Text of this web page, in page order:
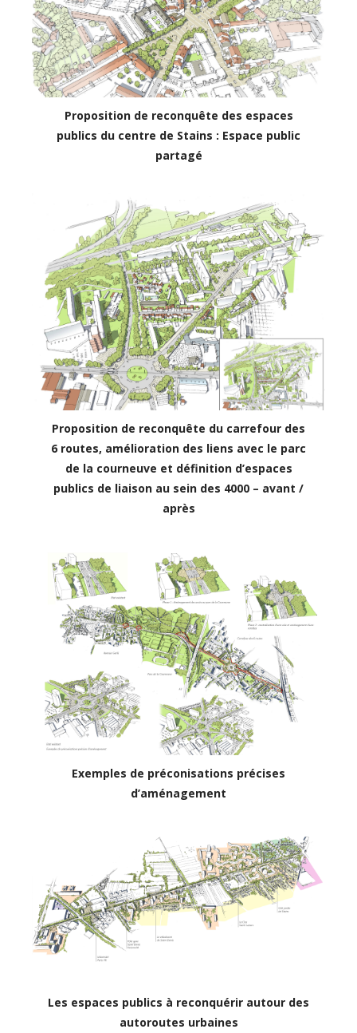
Proposition de reconquête des espaces
publics du centre de Stains : Espace public
partagé
Proposition de reconquête du carrefour des
6 routes, amélioration des liens avec le parc
de la courneuve et définition d’espaces
publics de liaison au sein des 4000 – avant /
après
Exemples de préconisations précises
d’aménagement
Les espaces publics à reconquérir autour des
autoroutes urbaines